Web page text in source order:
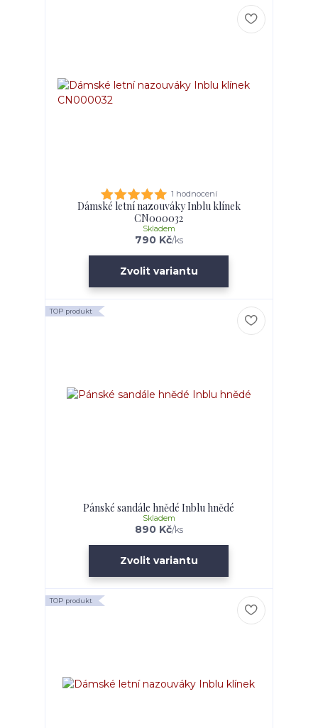
1 hodnocení
Dámské letní nazouváky Inblu klínek
CN000032
790 Kč/ks
Skladem
Zvolit variantu
TOP produkt
Pánské sandále hnědé Inblu hnědé
890 Kč/ks
Skladem
Zvolit variantu
TOP produkt